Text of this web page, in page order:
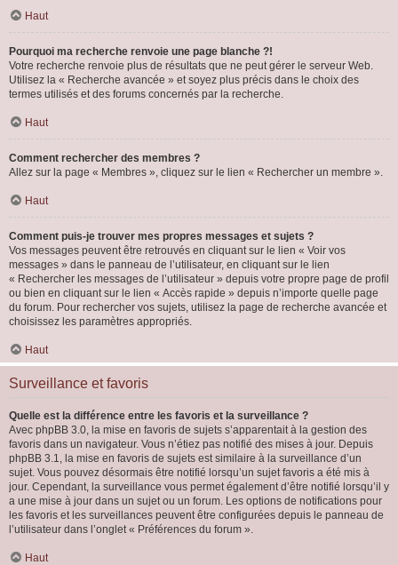
Haut
Pourquoi ma recherche renvoie une page blanche ?!
Votre recherche renvoie plus de résultats que ne peut gérer le serveur Web.
Utilisez la « Recherche avancée » et soyez plus précis dans le choix des
termes utilisés et des forums concernés par la recherche.
Haut
Comment rechercher des membres ?
Allez sur la page « Membres », cliquez sur le lien « Rechercher un membre ».
Haut
Comment puis-je trouver mes propres messages et sujets ?
Vos messages peuvent être retrouvés en cliquant sur le lien « Voir vos
messages » dans le panneau de l’utilisateur, en cliquant sur le lien
« Rechercher les messages de l’utilisateur » depuis votre propre page de profil
ou bien en cliquant sur le lien « Accès rapide » depuis n’importe quelle page
du forum. Pour rechercher vos sujets, utilisez la page de recherche avancée et
choisissez les paramètres appropriés.
Haut
Surveillance et favoris
Quelle est la différence entre les favoris et la surveillance ?
Avec phpBB 3.0, la mise en favoris de sujets s’apparentait à la gestion des
favoris dans un navigateur. Vous n’étiez pas notifié des mises à jour. Depuis
phpBB 3.1, la mise en favoris de sujets est similaire à la surveillance d’un
sujet. Vous pouvez désormais être notifié lorsqu’un sujet favoris a été mis à
jour. Cependant, la surveillance vous permet également d’être notifié lorsqu’il y
a une mise à jour dans un sujet ou un forum. Les options de notifications pour
les favoris et les surveillances peuvent être configurées depuis le panneau de
l’utilisateur dans l’onglet « Préférences du forum ».
Haut